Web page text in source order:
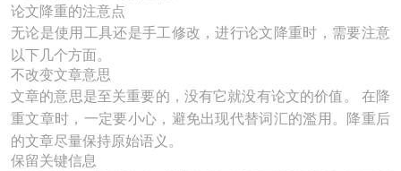
论文降重的注意点
无论是使用工具还是手工修改，进行论文降重时，需要注意
以下几个方面。
不改变文章意思
文章的意思是至关重要的，没有它就没有论文的价值。 在降
重文章时，一定要小心，避免出现代替词汇的濫用。降重后
的文章尽量保持原始语义。
保留关键信息